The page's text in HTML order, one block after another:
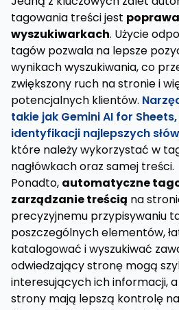
tagowania treści jest
wyszukiwarkach. Użycie
tagów pozwala na lepsze
wynikach wyszukiwania, co
zwiększony ruch na stronie i
potencjalnych klientów.
takie jak Gemini AI for
identyfikacji najlepszych
które należy wykorzystać w
nagłówkach oraz samej treści.
Ponadto, automatyczne
zarządzanie treścią na
precyzyjnemu przypisywaniu
poszczególnych elementów,
katalogować i wyszukiwać
odwiedzający stronę mogą
interesujących ich informacji,
strony mają lepszą kontrolę